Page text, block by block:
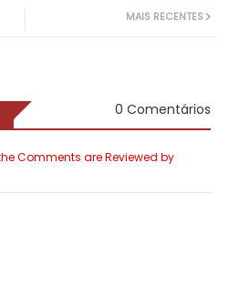
MAIS RECENTES
0 Comentários
Comments are Reviewed by